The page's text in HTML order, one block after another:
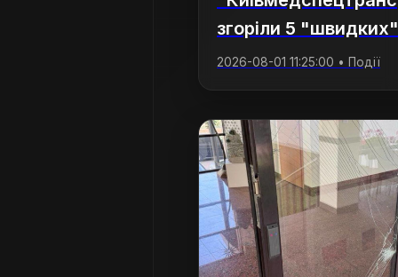
згоріли 5 "швидких"
2026-08-01 11:25:00 • Події